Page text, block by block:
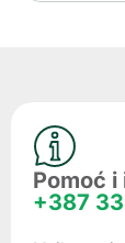
Pomoć
+387